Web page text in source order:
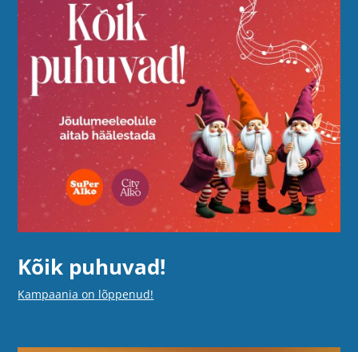
Kõik puhuvad!
Kampaania on lõppenud!